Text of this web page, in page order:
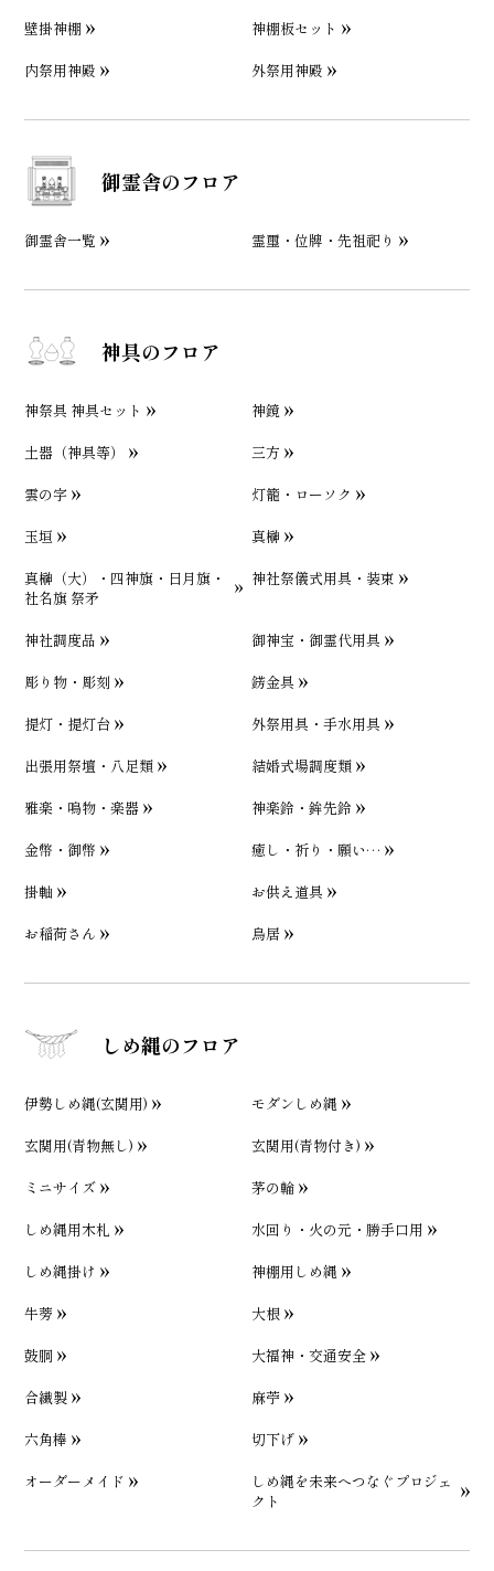
壁掛神棚
神棚板セット
内祭用神殿
外祭用神殿
御霊舎のフロア
御霊舎一覧 霊璽・位牌・先祖祀り
神具のフロア
神祭具 神具セット
神鏡
土器（神具等）
三方
雲の字
灯籠・ローソク
玉垣
真榊
真榊（大）・四神旗・日月旗・
社名旗 祭矛
神社祭儀式用具・装束
神社調度品
御神宝・御霊代用具
彫り物・彫刻
錺金具
提灯・提灯台
外祭用具・手水用具
出張用祭壇・八足類
結婚式場調度類
雅楽・鳴物・楽器
神楽鈴・鉾先鈴
金幣・御幣
癒し・祈り・願い…
掛軸
お供え道具
お稲荷さん
鳥居
しめ縄のフロア
伊勢しめ縄(玄関用)
モダンしめ縄
玄関用(青物無し)
玄関用(青物付き)
ミニサイズ
茅の輪
しめ縄用木札
水回り・火の元・勝手口用
しめ縄掛け
神棚用しめ縄
牛蒡
大根
鼓胴
大福神・交通安全
合繊製
麻苧
六角棒
切下げ
オーダーメイド
しめ縄を未来へつなぐプロジェ
クト